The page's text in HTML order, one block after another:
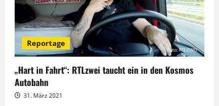
Reportage
„Hart in Fahrt“: RTLzwei taucht ein in den Kosmos
Autobahn
31. März 2021